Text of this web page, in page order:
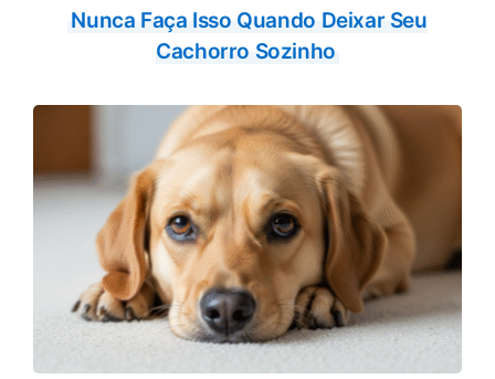
Nunca Faça Isso Quando Deixar Seu
Cachorro Sozinho